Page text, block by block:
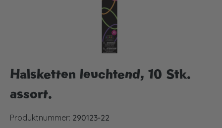
Halsketten leuchtend, 10 Stk.
assort.
Produktnummer: 290123-22